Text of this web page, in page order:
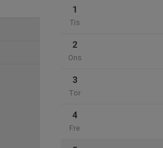
1
Tis
2
Ons
3
Tor
4
Fre